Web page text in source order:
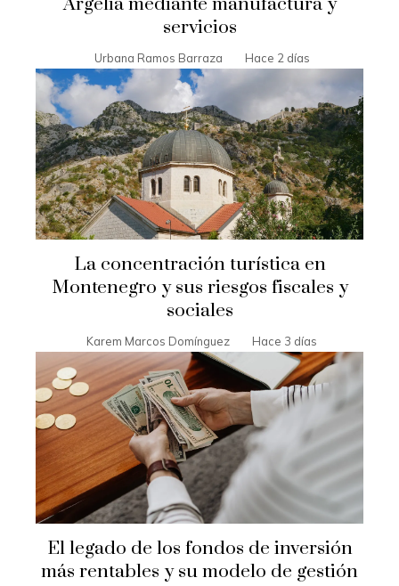
servicios
Urbana Ramos Barraza Hace 2 días
La concentración turística en
Montenegro y sus riesgos fiscales y
sociales
Karem Marcos Domínguez Hace 3 días
El legado de los fondos de inversión
más rentables y su modelo de gestión